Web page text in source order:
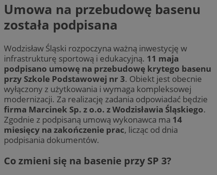
Umowa na przebudowę basenu
została podpisana
Wodzisław Śląski rozpoczyna ważną inwestycję w
infrastrukturę sportową i edukacyjną. 11 maja
podpisano umowę na przebudowę krytego basenu
przy Szkole Podstawowej nr 3. Obiekt jest obecnie
wyłączony z użytkowania i wymaga kompleksowej
modernizacji. Za realizację zadania odpowiadać będzie
firma Marcinek Sp. z o.o. z Wodzisławia Śląskiego.
Zgodnie z podpisaną umową wykonawca ma 14
miesięcy na zakończenie prac, licząc od dnia
podpisania dokumentów.
Co zmieni się na basenie przy SP 3?